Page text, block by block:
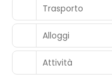
Trasporto
Alloggi
Attività